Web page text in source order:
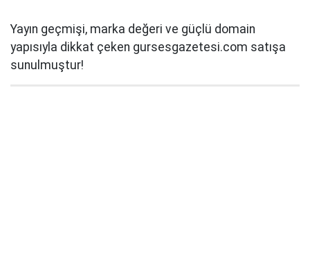
Yayın geçmişi, marka değeri ve güçlü domain
yapısıyla dikkat çeken gursesgazetesi.com satışa
sunulmuştur!